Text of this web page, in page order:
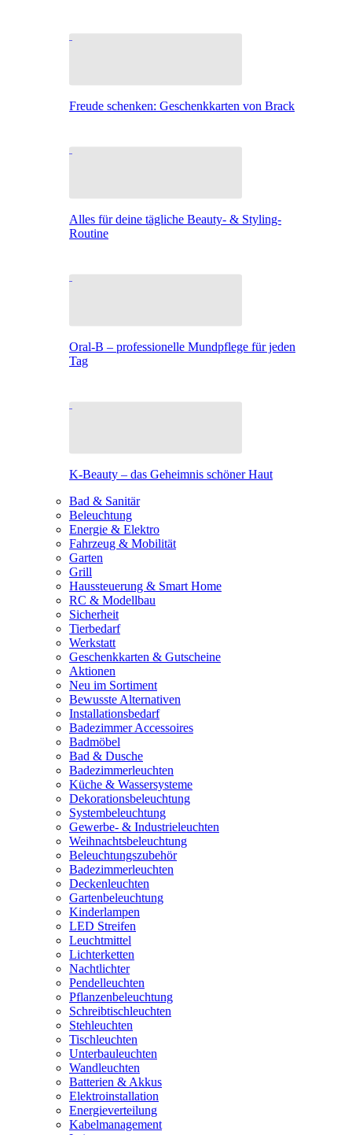
Freude schenken: Geschenkkarten von Brack
Alles für deine tägliche Beauty- & Styling-
Routine
Oral-B – professionelle Mundpflege für jeden
Tag
K-Beauty – das Geheimnis schöner Haut
Bad & Sanitär
Beleuchtung
Energie & Elektro
Fahrzeug & Mobilität
Garten
Grill
Haussteuerung & Smart Home
RC & Modellbau
Sicherheit
Tierbedarf
Werkstatt
Geschenkkarten & Gutscheine
Aktionen
Neu im Sortiment
Bewusste Alternativen
Installationsbedarf
Badezimmer Accessoires
Badmöbel
Bad & Dusche
Badezimmerleuchten
Küche & Wassersysteme
Dekorationsbeleuchtung
Systembeleuchtung
Gewerbe- & Industrieleuchten
Weihnachtsbeleuchtung
Beleuchtungszubehör
Badezimmerleuchten
Deckenleuchten
Gartenbeleuchtung
Kinderlampen
LED Streifen
Leuchtmittel
Lichterketten
Nachtlichter
Pendelleuchten
Pflanzenbeleuchtung
Schreibtischleuchten
Stehleuchten
Tischleuchten
Unterbauleuchten
Wandleuchten
Batterien & Akkus
Elektroinstallation
Energieverteilung
Kabelmanagement